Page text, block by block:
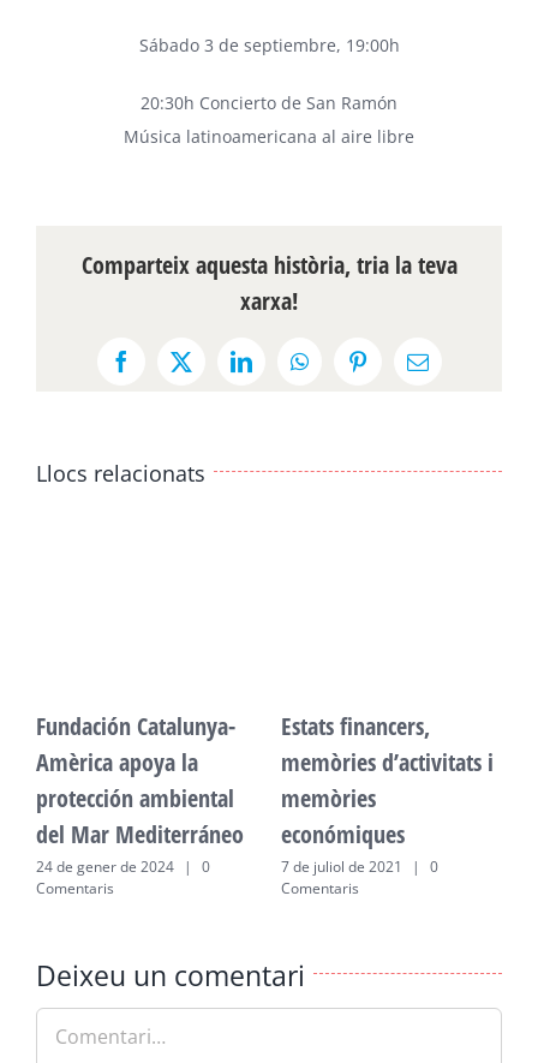
Sábado 3 de septiembre, 19:00h
20:30h Concierto de San Ramón
Música latinoamericana al aire libre
Comparteix aquesta història, tria la teva
xarxa!
Facebook
X LinkedInWhatsAppPinterestEmail:
Llocs relacionats
Fundación Catalunya-
Amèrica apoya la
protección ambiental
del Mar Mediterráneo
24 de gener de 2024 |
0
Comentaris
Estats financers,
memòries d’activitats i
memòries
económiques
7 de juliol de 2021 |
0
Comentaris
Deixeu un comentari